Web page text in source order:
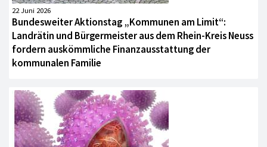
22 Juni 2026
Bundesweiter Aktionstag „Kommunen am Limit“:
Landrätin und Bürgermeister aus dem Rhein-Kreis Neuss
fordern auskömmliche Finanzausstattung der
kommunalen Familie